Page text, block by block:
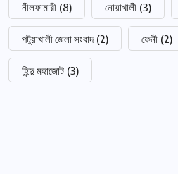
নীলফামারী (8) নোয়াখালী (3)
পটুয়াখালী জেলা সংবাদ (2) ফেনী (2)
হিন্দু মহাজোট (3)